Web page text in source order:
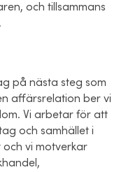
och tillsammans
på nästa steg som
affärsrelation ber vi
Vi arbetar för att
och samhället i
vi motverkar